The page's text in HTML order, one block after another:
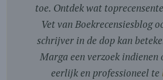
toe. Ontdek wat
Vet van Boekrecensiesblog
schrijver in de dop kan
Marga een verzoek
eerlijk en professioneel te